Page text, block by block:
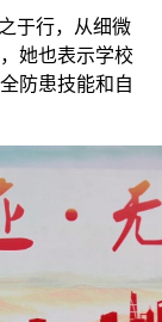
于行，从细微
她也表示学校
防患技能和自